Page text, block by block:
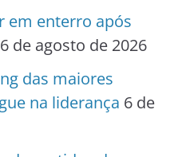
em enterro após
6 de agosto de 2026
das maiores
na liderança 6 de